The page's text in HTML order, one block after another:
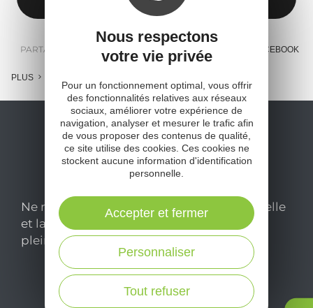
PARTAGER : E-MAIL MESSENGER FACEBOOK
PLUS
Ne manquez pas notre newsletter mensuelle
et laissez-vous inspirer pour profiter
pleinement de votre séjour en Aveyron.
Je m'abonne ici
Nous respectons
votre vie privée
Pour un fonctionnement optimal, vous offrir
des fonctionnalités relatives aux réseaux
sociaux, améliorer votre expérience de
navigation, analyser et mesurer le trafic afin
de vous proposer des contenus de qualité,
ce site utilise des cookies. Ces cookies ne
stockent aucune information d'identification
personnelle.
Tout refuser
Personnaliser
Accepter et fermer